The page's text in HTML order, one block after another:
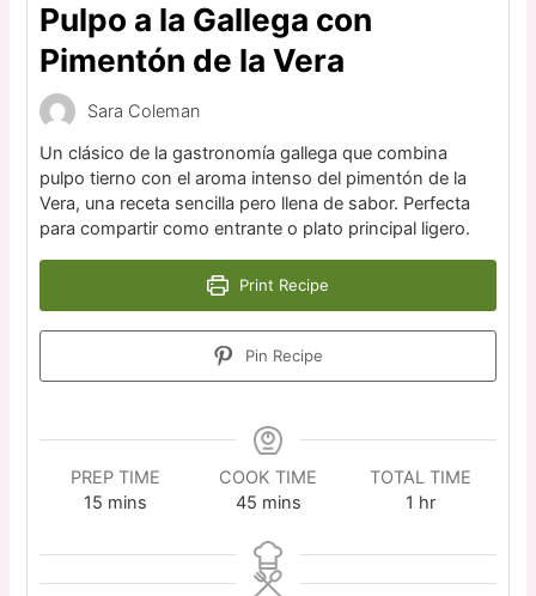
Pulpo a la Gallega con
Pimentón de la Vera
Sara Coleman
Un clásico de la gastronomía gallega que combina
pulpo tierno con el aroma intenso del pimentón de la
Vera, una receta sencilla pero llena de sabor. Perfecta
para compartir como entrante o plato principal ligero.
Print Recipe
Pin Recipe
PREP TIME
15 mins
COOK TIME
45 mins
TOTAL TIME
1 hr